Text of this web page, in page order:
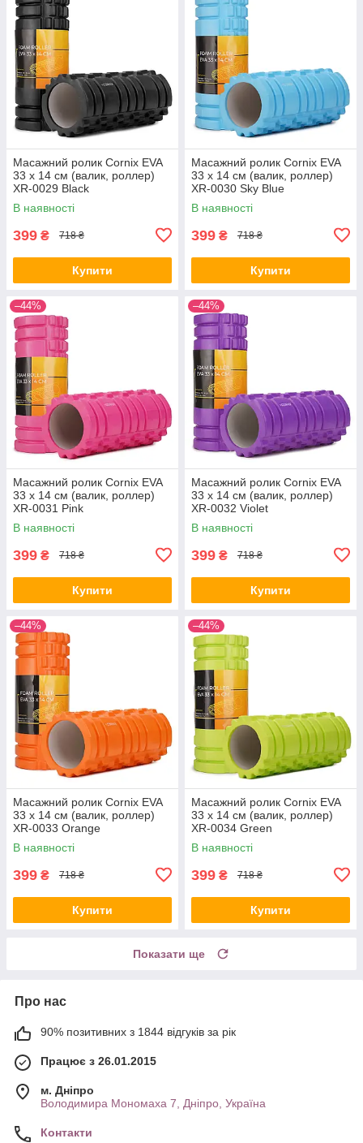
Масажний ролик Cornix EVA
33 x 14 см (валик, роллер)
XR-0029 Black
В наявності
399 ₴ 718 ₴
Купити
Масажний ролик Cornix EVA
33 x 14 см (валик, роллер)
XR-0030 Sky Blue
В наявності
399 ₴ 718 ₴
Купити
–44%
Масажний ролик Cornix EVA
33 x 14 см (валик, роллер)
XR-0031 Pink
В наявності
399 ₴ 718 ₴
Купити
–44%
Масажний ролик Cornix EVA
33 x 14 см (валик, роллер)
XR-0032 Violet
В наявності
399 ₴ 718 ₴
Купити
–44%
Масажний ролик Cornix EVA
33 x 14 см (валик, роллер)
XR-0033 Orange
В наявності
399 ₴ 718 ₴
Купити
–44%
Масажний ролик Cornix EVA
33 x 14 см (валик, роллер)
XR-0034 Green
В наявності
399 ₴ 718 ₴
Купити
Показати ще
Про нас
90% позитивних з 1844 відгуків за рік
Працює з 26.01.2015
м. Дніпро
Володимира Мономаха 7, Дніпро, Україна
Контакти